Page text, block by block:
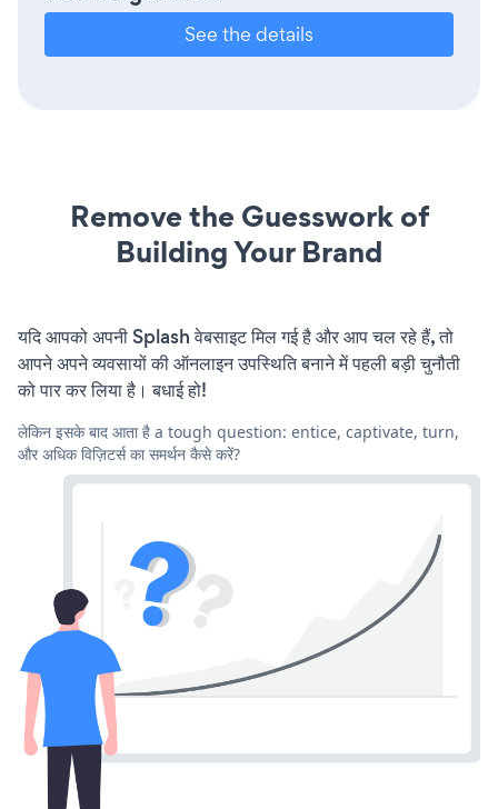
See the details
Remove the Guesswork of
Building Your Brand
यदि आपको अपनी Splash वेबसाइट मिल गई है और आप चल रहे हैं, तो
आपने अपने व्यवसायों की ऑनलाइन उपस्थिति बनाने में पहली बड़ी चुनौती
को पार कर लिया है। बधाई हो!
लेकिन इसके बाद आता है a tough question: entice, captivate, turn,
और अधिक विज़िटर्स का समर्थन कैसे करें?